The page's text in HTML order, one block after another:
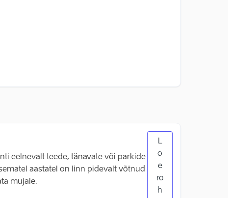
eelnevalt teede, tänavate või parkide
aastatel on linn pidevalt võtnud
mujale.
L
o
e
ro
h